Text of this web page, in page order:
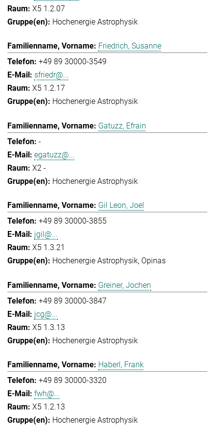
X5 1.2.07
Hochenergie Astrophysik
Friedrich, Susanne
+49 89 30000-3549
sfriedr@...
X5 1.2.17
Hochenergie Astrophysik
Gatuzz, Efrain
-
egatuzz@...
X2 -
Hochenergie Astrophysik
Gil Leon, Joel
+49 89 30000-3855
jgil@...
X5 1.3.21
Hochenergie Astrophysik Opinas
Greiner, Jochen
+49 89 30000-3847
jcg@...
X5 1.3.13
Hochenergie Astrophysik
Haberl, Frank
+49 89 30000-3320
fwh@...
X5 1.2.13
Hochenergie Astrophysik